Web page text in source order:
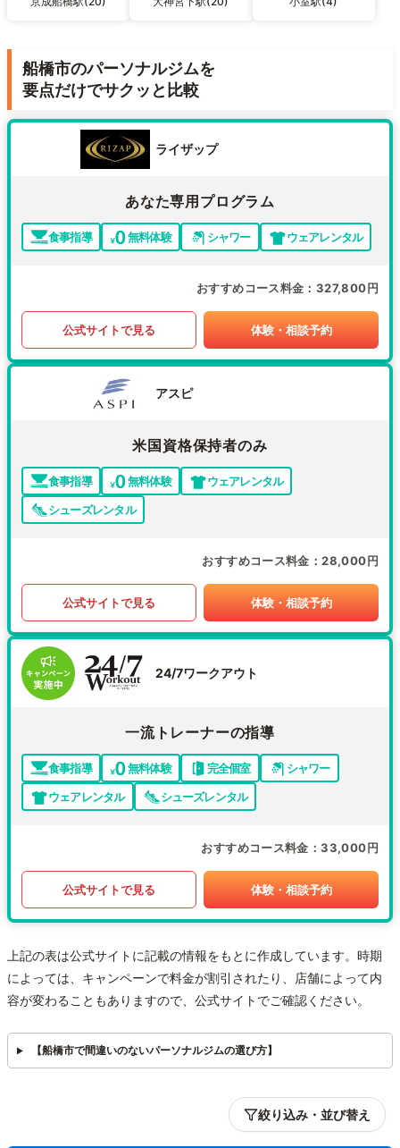
船橋市のパーソナルジムを
要点だけでサクッと比較
ライザップ
あなた専用プログラム
食事指導 無料体験 シャワー ウェアレンタル
おすすめコース料金 327,800円
公式サイトで見る 体験・相談予約
アスピ
米国資格保持者のみ
食事指導 無料体験
ウェアレンタル
シューズレンタル
おすすめコース料金 28,000円
公式サイトで見る 体験・相談予約
24/7ワークアウト
一流トレーナーの指導
食事指導 無料体験 完全個室
シャワー
ウェアレンタル
シューズレンタル
おすすめコース料金 33,000円
公式サイトで見る 体験・相談予約
上記の表は公式サイトに記載の情報をもとに作成しています。時期
によっては、キャンペーンで料金が割引されたり、店舗によって内
容が変わることもありますので、公式サイトでご確認ください。
【船橋市で間違いのないパーソナルジムの選び方】
絞り込み・並び替え